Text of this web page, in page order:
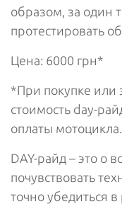
образом, за один
протестировать
Цена: 6000 грн*
*При покупке или
стоимость day-
оплаты мотоцикла.
DAY-райд – это о
почувствовать
точно убедиться